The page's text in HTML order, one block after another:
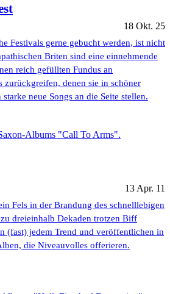
18 Okt. 25
Festivals gerne gebucht werden, ist nicht
Briten sind eine einnehmende
reich gefüllten Fundus an
zurückgreifen, denen sie in schöner
neue Songs an die Seite stellen.
13 Apr. 11
Fels in der Brandung des schnelllebigen
dreieinhalb Dekaden trotzen Biff
(fast) jedem Trend und veröffentlichen in
die Niveauvolles offerieren.